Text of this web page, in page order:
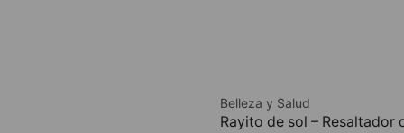
Belleza y Salud
Rayito de sol – Resaltador